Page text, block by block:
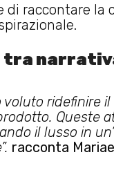
di raccontare la
tra
ridefinire
Queste
il lusso in
racconta